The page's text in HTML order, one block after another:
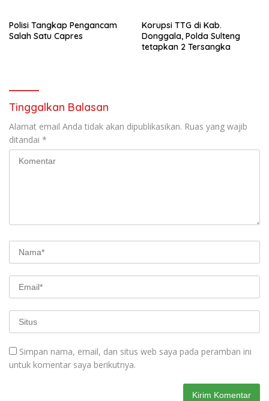
Buru (Namlea).
Polisi Tangkap Pengancam
Salah Satu Capres
Korupsi TTG di Kab.
Donggala, Polda Sulteng
tetapkan 2 Tersangka
Tinggalkan Balasan
Alamat email Anda tidak akan dipublikasikan. Ruas yang wajib
ditandai *
Simpan nama, email, dan situs web saya pada peramban ini
untuk komentar saya berikutnya.